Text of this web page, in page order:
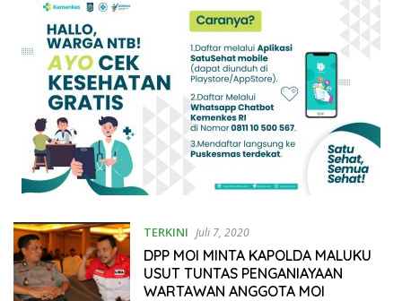
TERKINI Juli 7, 2020
DPP MOI MINTA KAPOLDA MALUKU
USUT TUNTAS PENGANIAYAAN
WARTAWAN ANGGOTA MOI